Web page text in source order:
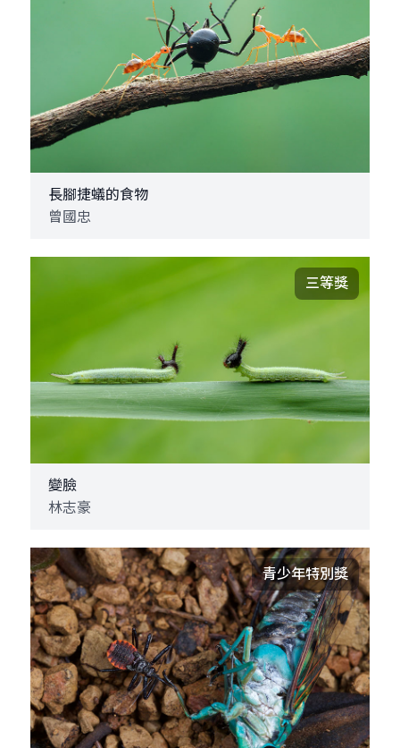
長腳捷蟻的食物
曾國忠
三等獎
變臉
林志豪
青少年特別獎